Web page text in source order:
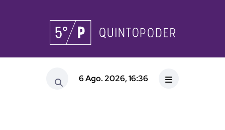
6 Ago. 2026, 16:36